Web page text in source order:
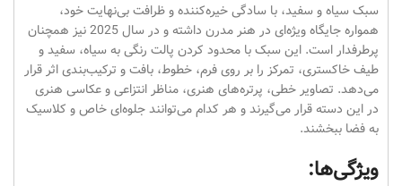
سبک سیاه و سفید، با سادگی خیره‌کننده و ظرافت بی‌نهایت خود،
همواره جایگاه ویژه‌ای در هنر مدرن داشته و در سال 2025 نیز همچنان
پرطرفدار است. این سبک با محدود کردن پالت رنگی به سیاه، سفید و
طیف خاکستری، تمرکز را بر روی فرم، خطوط، بافت و ترکیب‌بندی اثر قرار
می‌دهد. تصاویر خطی، پرتره‌های هنری، مناظر انتزاعی و عکاسی هنری
در این دسته قرار می‌گیرند و هر کدام می‌توانند جلوه‌ای خاص و کلاسیک
به فضا ببخشند.
ویژگی‌ها: